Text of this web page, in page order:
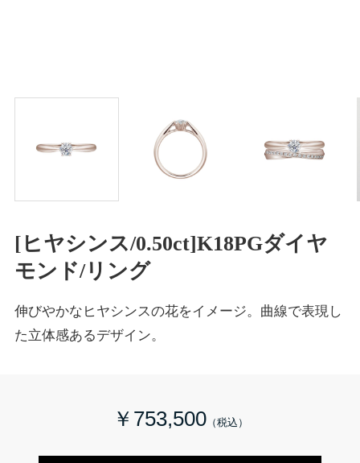
[ヒヤシンス/0.50ct]K18PGダイヤ
モンド/リング
伸びやかなヒヤシンスの花をイメージ。曲線で表現し
た立体感あるデザイン。
￥753,500